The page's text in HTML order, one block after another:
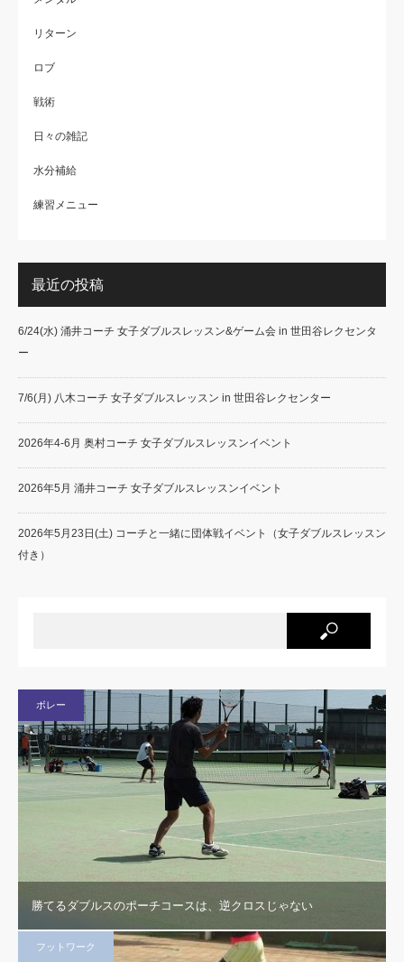
リターン
ロブ
戦術
日々の雑記
水分補給
練習メニュー
最近の投稿
6/24(水) 涌井コーチ 女子ダブルスレッスン&ゲーム会 in 世田谷レクセンタ
ー
7/6(月) 八木コーチ 女子ダブルスレッスン in 世田谷レクセンター
2026年4-6月 奥村コーチ 女子ダブルスレッスンイベント
2026年5月 涌井コーチ 女子ダブルスレッスンイベント
2026年5月23日(土) コーチと一緒に団体戦イベント（女子ダブルスレッスン
付き）
ボレー
勝てるダブルスのポーチコースは、逆クロスじゃない
フットワーク